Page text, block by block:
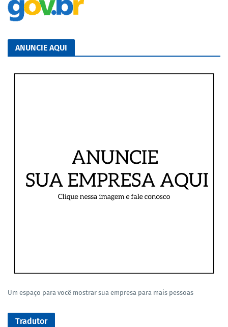
ANUNCIE AQUI
Um espaço para você mostrar sua empresa para mais pessoas
Tradutor